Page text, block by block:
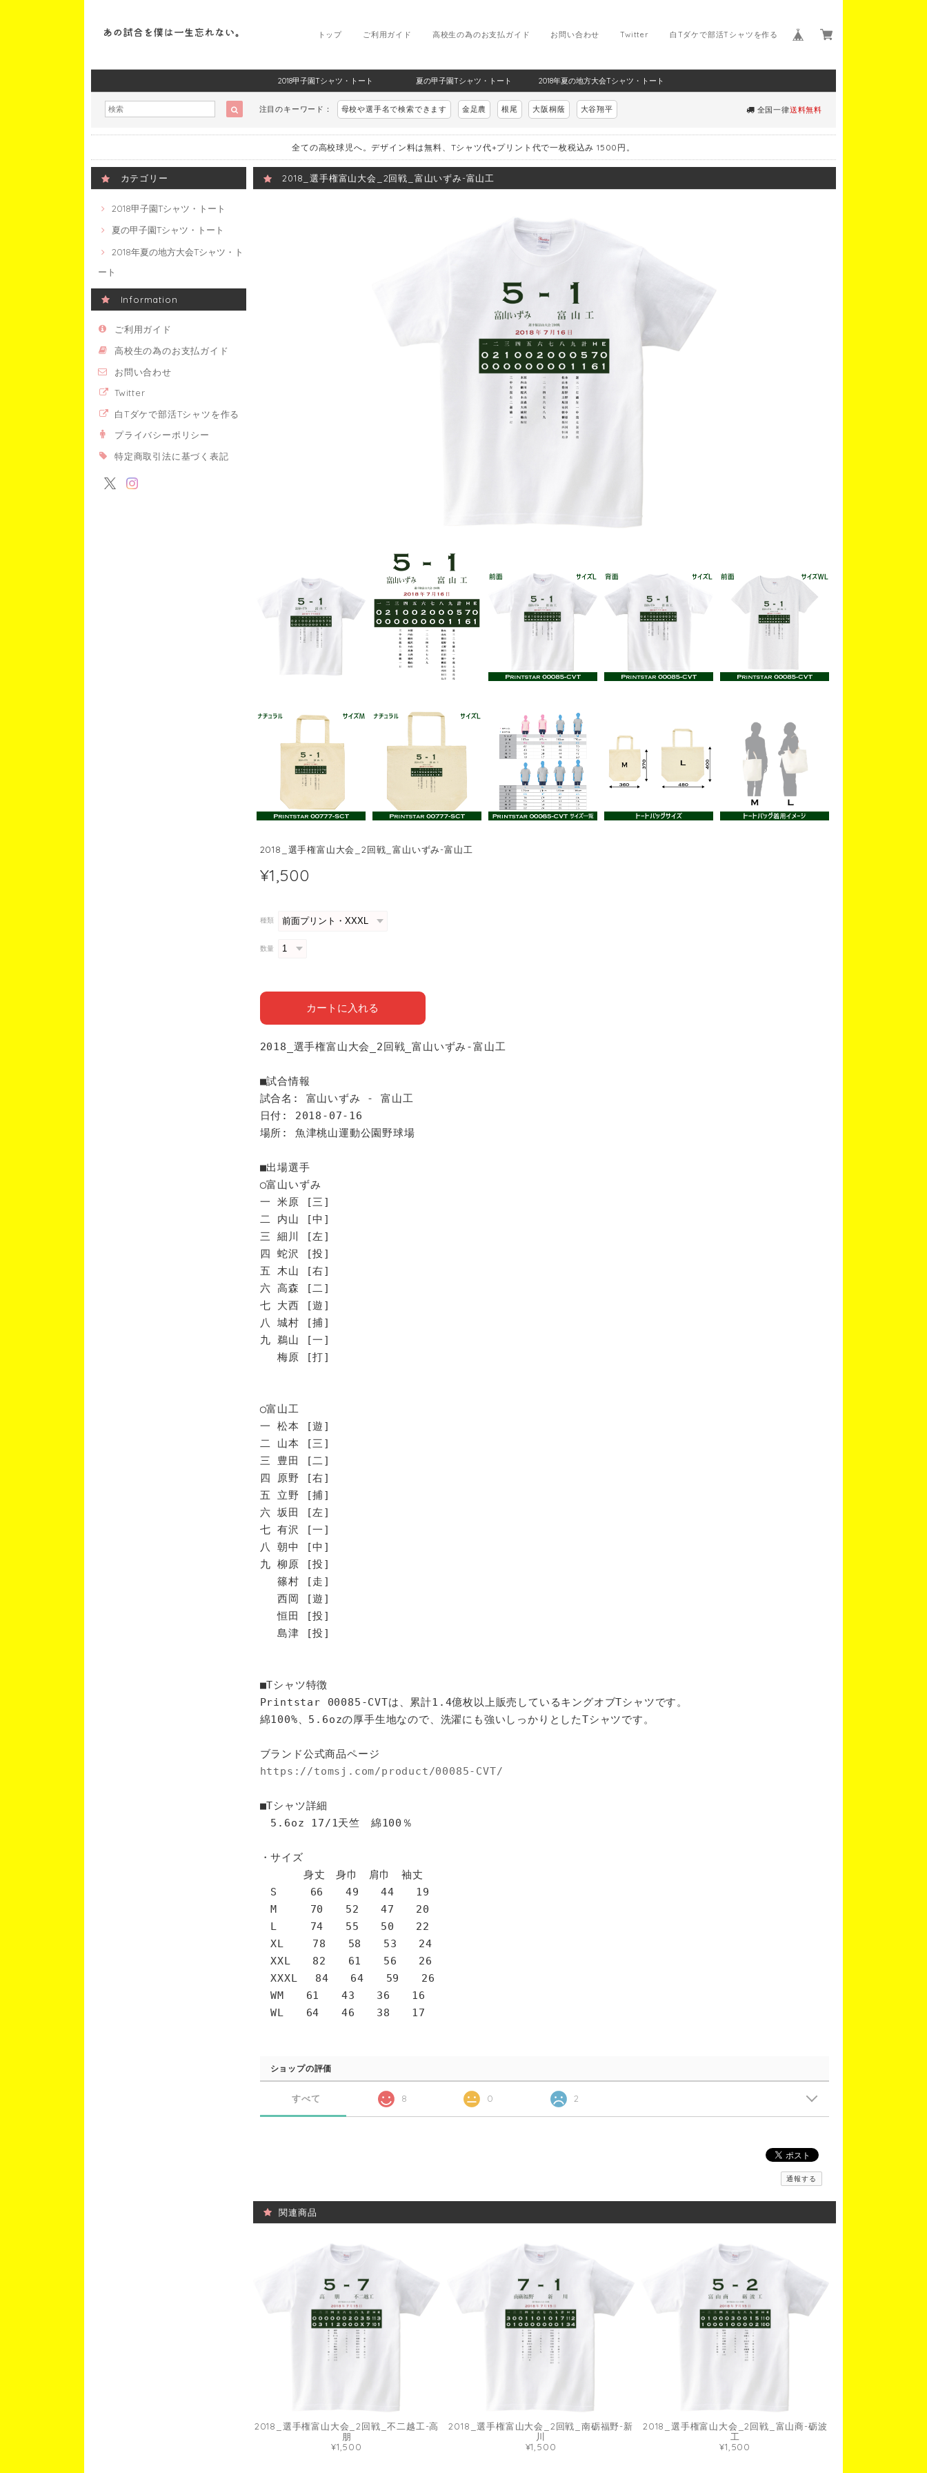
白Tダケで部活Tシャツを作る
Twitter
お問い合わせ
高校生の為のお支払ガイド
ご利用ガイド
トップ
2018甲子園Tシャツ・トート 夏の甲子園Tシャツ・トート 2018年夏の地方大会Tシャツ・トート
注目のキーワード： 母校や選手名で検索できます 金足農 根尾 大阪桐蔭 大谷翔平 全国一律送料無料
全ての高校球児へ。デザイン料は無料、Tシャツ代+プリント代で一枚税込み 1500円。
カテゴリー
2018甲子園Tシャツ・トート
夏の甲子園Tシャツ・トート
2018年夏の地方大会Tシャツ・ト
ート
Information
ご利用ガイド
高校生の為のお支払ガイド
お問い合わせ
Twitter
白Tダケで部活Tシャツを作る
プライバシーポリシー
特定商取引法に基づく表記
2018_選手権富山大会_2回戦_富山いずみ-富山工
2018_選手権富山大会_2回戦_富山いずみ-富山工
¥1,500
種類
数量
カートに入れる
2018_選手権富山大会_2回戦_富山いずみ-富山工
■試合情報
試合名: 富山いずみ - 富山工
日付: 2018-07-16
場所: 魚津桃山運動公園野球場
■出場選手
◯富山いずみ
一 米原 [三]
二 内山 [中]
三 細川 [左]
四 蛇沢 [投]
五 木山 [右]
六 高森 [二]
七 大西 [遊]
八 城村 [捕]
九 鵜山 [一]
梅原 [打]
◯富山工
一 松本 [遊]
二 山本 [三]
三 豊田 [二]
四 原野 [右]
五 立野 [捕]
六 坂田 [左]
七 有沢 [一]
八 朝中 [中]
九 柳原 [投]
篠村 [走]
西岡 [遊]
恒田 [投]
島津 [投]
■Tシャツ特徴
Printstar 00085-CVTは、累計1.4億枚以上販売しているキングオブTシャツです。
綿100%、5.6ozの厚手生地なので、洗濯にも強いしっかりとしたTシャツです。
ブランド公式商品ページ
https://tomsj.com/product/00085-CVT/
■Tシャツ詳細
5.6oz 17/1天竺 綿100％
・サイズ
身丈 身巾 肩巾 袖丈
S 66 49 44 19
M 70 52 47 20
L 74 55 50 22
XL 78 58 53 24
XXL 82 61 56 26
XXXL 84 64 59 26
WM 61 43 36 16
WL 64 46 38 17
ショップの評価
すべて 8 0 2
通報する
関連商品
2018_選手権富山大会_2回戦_不二越工-高
朋
¥1,500
2018_選手権富山大会_2回戦_南砺福野-新
川
¥1,500
2018_選手権富山大会_2回戦_富山商-砺波
工
¥1,500